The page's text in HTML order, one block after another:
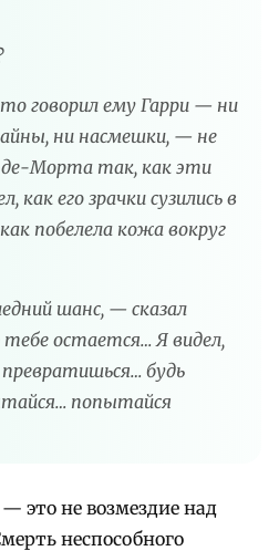
говорил ему Гарри — ни
ни насмешки, — не
Морта так, как эти
как его зрачки сузились в
побелела кожа вокруг
шанс, — сказал
остается… Я видел,
будь
попытайся
это не возмездие над
неспособного